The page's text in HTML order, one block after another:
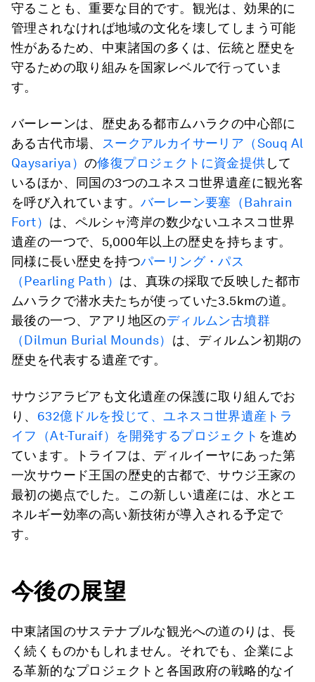
守ることも、重要な目的です。観光は、効果的に
管理されなければ地域の文化を壊してしまう可能
性があるため、中東諸国の多くは、伝統と歴史を
守るための取り組みを国家レベルで行っていま
す。
バーレーンは、歴史ある都市ムハラクの中心部に
ある古代市場、
スークアルカイサーリア（Souq Al
Qaysariya）の修復プロジェクトに資金提供 して
いるほか、同国の3つのユネスコ世界遺産に観光客
を呼び入れています。 バーレーン要塞（Bahrain
Fort） は、ペルシャ湾岸の数少ないユネスコ世界
遺産の一つで、5,000年以上の歴史を持ちます。
同様に長い歴史を持つパーリング・パス
（Pearling Path） は、真珠の採取で反映した都市
ムハラクで潜水夫たちが使っていた3.5kmの道。
最後の一つ、アアリ地区のディルムン古墳群
（Dilmun Burial Mounds） は、ディルムン初期の
歴史を代表する遺産です。
サウジアラビアも文化遺産の保護に取り組んでお
り、 632億ドルを投じて、ユネスコ世界遺産トラ
イフ（At-Turaif）を開発するプロジェクト を進め
ています。トライフは、ディルイーヤにあった第
一次サウード王国の歴史的古都で、サウジ王家の
最初の拠点でした。この新しい遺産には、水とエ
ネルギー効率の高い新技術が導入される予定で
す。
今後の展望
中東諸国のサステナブルな観光への道のりは、長
く続くものかもしれません。それでも、企業によ
る革新的なプロジェクトと各国政府の戦略的なイ